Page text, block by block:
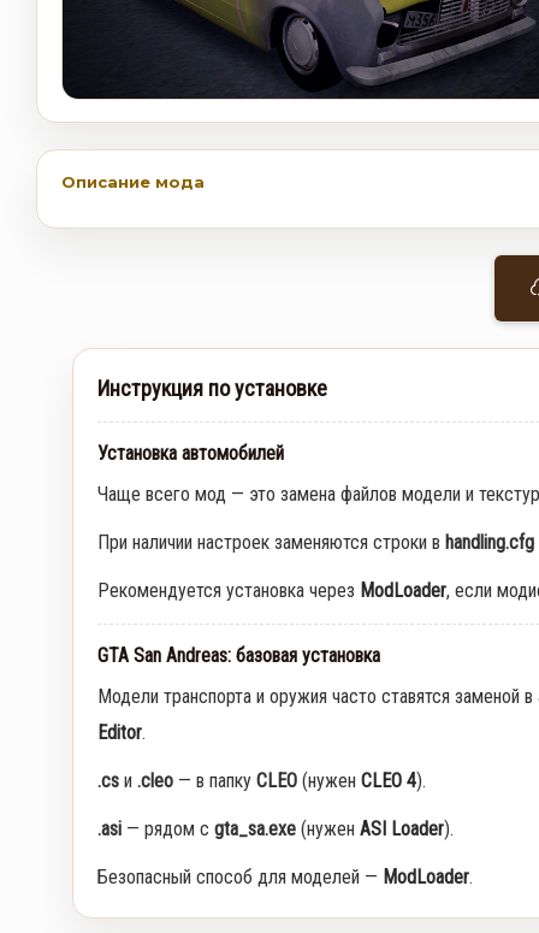
Описание мода
Инструкция по установке
Установка автомобилей
Чаще всего мод — это замена файлов модели и
При наличии настроек заменяются строки в handling.cfg
Рекомендуется установка через ModLoader, если
GTA San Andreas: базовая установка
Модели транспорта и оружия часто ставятся заменой
Editor.
.cs и .cleo — в папку CLEO (нужен CLEO 4).
.asi — рядом с gta_sa.exe (нужен ASI Loader).
Безопасный способ для моделей — ModLoader.